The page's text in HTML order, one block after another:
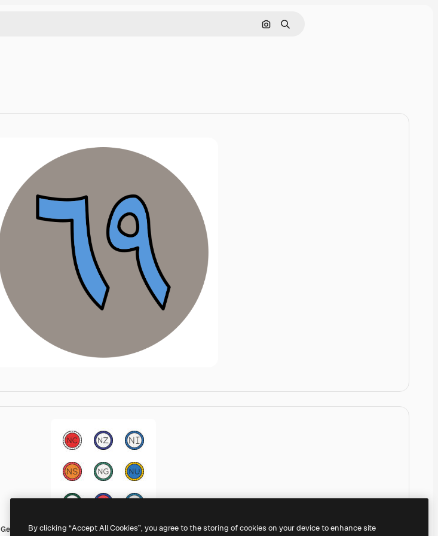
Zoeken op afbeelding
Zoeken
Generic color lineal-color
By clicking “Accept All Cookies”, you agree to the storing of cookies on your device to enhance site